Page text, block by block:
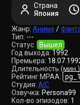
Страна
Япония
Жанр: Аниме /
Тип: ---
Статус:
Вышел
Год выхода: 1992
Премьера:
Длительность
Рейтинг MPAA:
Студия: AIC
Озвучка: Persona99
Кол-во эпизодов: 1